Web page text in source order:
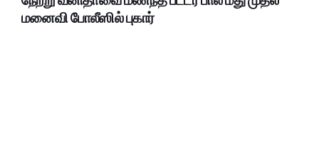
மனைவி போலீஸில் புகார்